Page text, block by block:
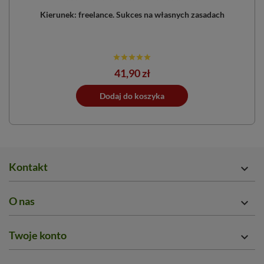
Kierunek: freelance. Sukces na własnych zasadach
Cena
41,90 zł
Dodaj do koszyka
Kontakt 
O nas 
Twoje konto 